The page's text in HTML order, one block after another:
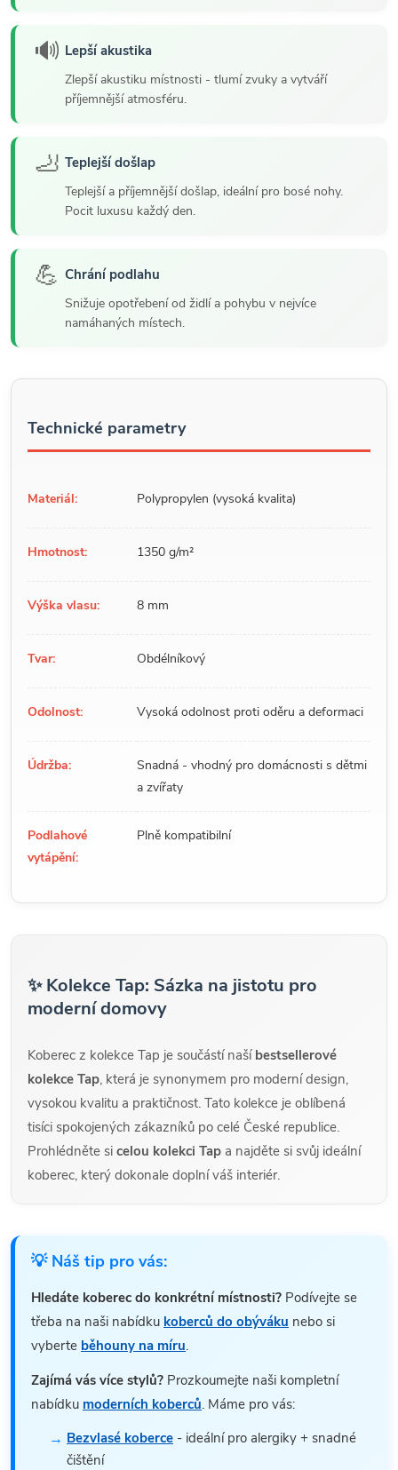
🔊 Lepší akustika
Zlepší akustiku místnosti - tlumí zvuky a vytváří
příjemnější atmosféru.
🦶 Teplejší došlap
Teplejší a příjemnější došlap, ideální pro bosé nohy.
Pocit luxusu každý den.
💪 Chrání podlahu
Snižuje opotřebení od židlí a pohybu v nejvíce
namáhaných místech.
Technické parametry
Materiál: Polypropylen (vysoká kvalita)
Hmotnost: 1350 g/m²
Výška vlasu: 8 mm
Tvar: Obdélníkový
Odolnost: Vysoká odolnost proti oděru a deformaci
Údržba:
Snadná - vhodný pro domácnosti s dětmi
a zvířaty
Podlahové
vytápění:
Plně kompatibilní
✨ Kolekce Tap: Sázka na jistotu pro
moderní domovy
Koberec z kolekce Tap je součástí naší bestsellerové
kolekce Tap, která je synonymem pro moderní design,
vysokou kvalitu a praktičnost. Tato kolekce je oblíbená
tisíci spokojených zákazníků po celé České republice.
Prohlédněte si celou kolekci Tap a najděte si svůj ideální
koberec, který dokonale doplní váš interiér.
💡 Náš tip pro vás:
Hledáte koberec do konkrétní místnosti? Podívejte se
třeba na naši nabídku koberců do obýváku nebo si
vyberte běhouny na míru.
Zajímá vás více stylů? Prozkoumejte naši kompletní
nabídku moderních koberců. Máme pro vás:
Bezvlasé koberce - ideální pro alergiky + snadné
čištění